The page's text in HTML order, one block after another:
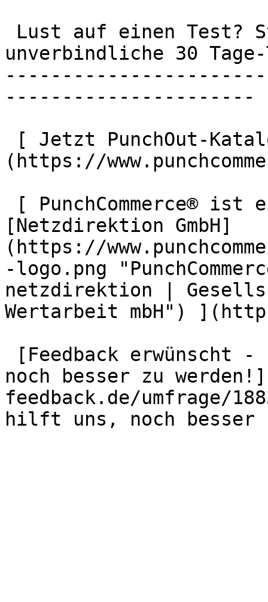
unverbindliche 30
----------------------
(https://
[Netzdirektion GmbH]
(https://
-logo.png
netzdirektion |
Wertarbeit mbH")
noch besser zu
feedback.de/umfrage/